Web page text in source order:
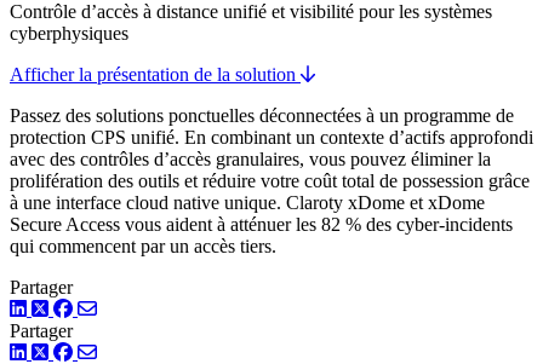
Contrôle d’accès à distance unifié et visibilité pour les systèmes
cyberphysiques
Afficher la présentation de la solution
Passez des solutions ponctuelles déconnectées à un programme de
protection CPS unifié. En combinant un contexte d’actifs approfondi
avec des contrôles d’accès granulaires, vous pouvez éliminer la
prolifération des outils et réduire votre coût total de possession grâce
à une interface cloud native unique. Claroty xDome et xDome
Secure Access vous aident à atténuer les 82 % des cyber-incidents
qui commencent par un accès tiers.
Partager
LinkedIn
TwitterFacebook
Partager
LinkedIn
TwitterFacebook